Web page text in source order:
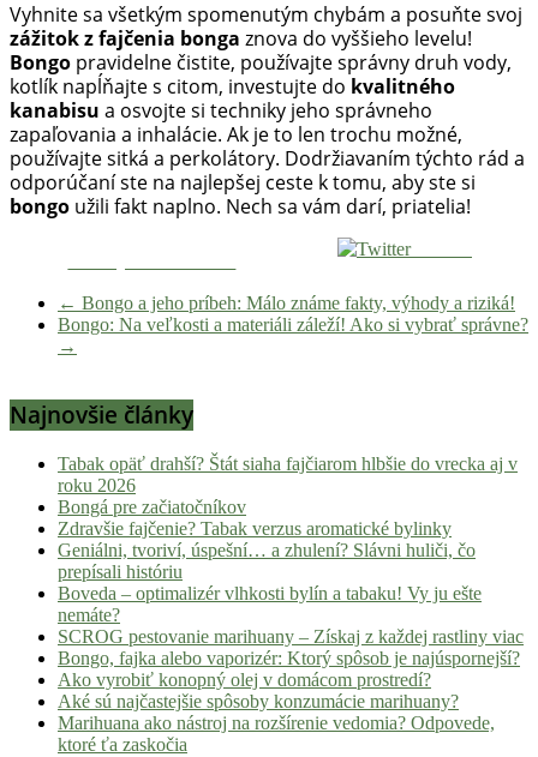
Vyhnite sa všetkým spomenutým chybám a posuňte svoj
zážitok z fajčenia bonga znova do vyššieho levelu!
Bongo pravidelne čistite, používajte správny druh vody,
kotlík napĺňajte s citom, investujte do kvalitného
kanabisu a osvojte si techniky jeho správneho
zapaľovania a inhalácie. Ak je to len trochu možné,
používajte sitká a perkolátory. Dodržiavaním týchto rád a
odporúčaní ste na najlepšej ceste k tomu, aby ste si
bongo užili fakt naplno. Nech sa vám darí, priatelia!
Tweetni
← Bongo a jeho príbeh: Málo známe fakty, výhody a riziká!
Bongo: Na veľkosti a materiáli záleží! Ako si vybrať správne?
→
Najnovšie články
Tabak opäť drahší? Štát siaha fajčiarom hlbšie do vrecka aj v
roku 2026
Bongá pre začiatočníkov
Zdravšie fajčenie? Tabak verzus aromatické bylinky
Geniálni, tvoriví, úspešní… a zhulení? Slávni huliči, čo
prepísali históriu
Boveda – optimalizér vlhkosti bylín a tabaku! Vy ju ešte
nemáte?
SCROG pestovanie marihuany – Získaj z každej rastliny viac
Bongo, fajka alebo vaporizér: Ktorý spôsob je najúspornejší?
Ako vyrobiť konopný olej v domácom prostredí?
Aké sú najčastejšie spôsoby konzumácie marihuany?
Marihuana ako nástroj na rozšírenie vedomia? Odpovede,
ktoré ťa zaskočia